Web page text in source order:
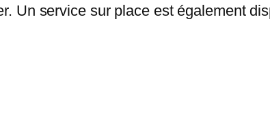
Un service sur place est également